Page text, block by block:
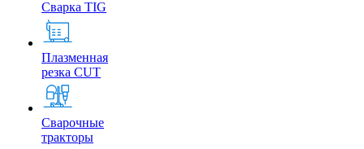
Сварка TIG
Плазменная
резка CUT
Сварочные
тракторы